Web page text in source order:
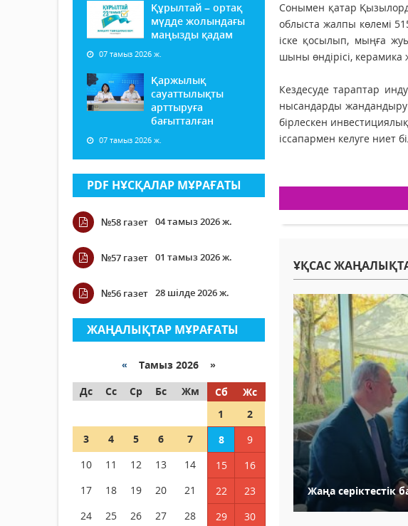
Құрылтай – ортақ
мүдде жолындағы
маңызды қадам
07 тамыз 2026 ж.
Қаржылық
сауаттылықты
арттыруға
бағытталған
07 тамыз 2026 ж.
PDF НҰСҚАЛАР МҰРАҒАТЫ
№58 газет 04 тамыз 2026 ж.
№57 газет 01 тамыз 2026 ж.
№56 газет 28 шілде 2026 ж.
ЖАҢАЛЫҚТАР МҰРАҒАТЫ
« Тамыз 2026 »
Дс
Сс Ср Бс Жм Сб
Жс
1
2
3
4 5 6 7 8
9
10
11 12 13 14 15
16
17
18 19 20 21 22
23
24
25 26 27 28 29 30
Сонымен қатар
облыста жалпы көлемі
іске қосылып, мыңға
шыны өндірісі, керамика
Кездесуде тараптар
нысандарды жандандыру
бірлескен
іссапармен келуге ниет
ҰҚСАС
Жаңа серіктестік